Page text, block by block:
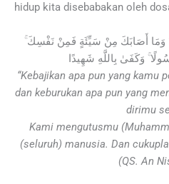
hidup kita disebabakan oleh
وَمَا أَصَابَكَ مِنْ سَيِّئَةٍ فَمِنْ نَفْسِكَ
وَكَفَىٰ بِاللَّهِ شَهِيدًا
“Kebajikan apa pun yang kamu
dan keburukan apa pun yang
dirimu
Kami mengutusmu
(seluruh) manusia. Dan
(QS. An